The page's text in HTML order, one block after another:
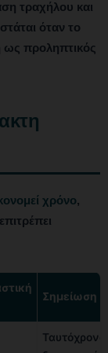
τραχήλου και
όταν το
ως προληπτικός
χρόνο,
Σημείωση
Ταυτόχρονα